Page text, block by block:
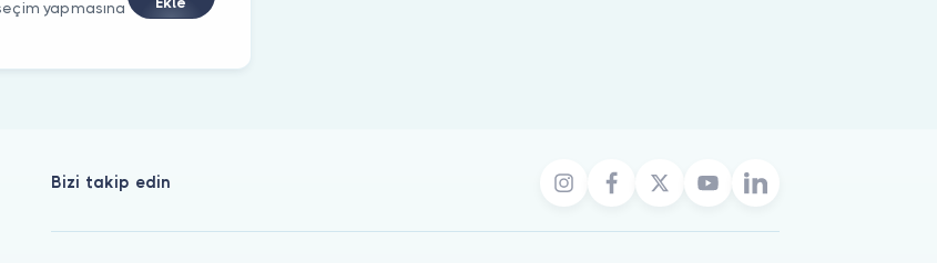
yapmasına
Bizi takip edin